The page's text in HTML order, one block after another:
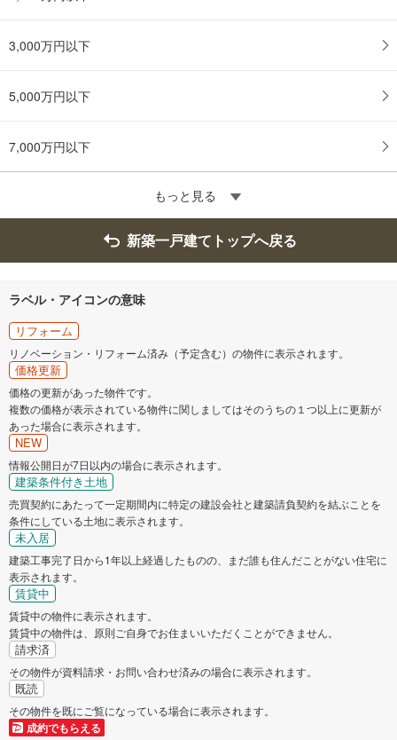
3,000万円以下
5,000万円以下
7,000万円以下
もっと見る
新築一戸建てトップへ戻る
ラベル・アイコンの意味
リフォーム
リノベーション・リフォーム済み（予定含む）の物件に表示されます。
価格更新
価格の更新があった物件です。
複数の価格が表示されている物件に関しましてはそのうちの１つ以上に更新が
あった場合に表示されます。
NEW
情報公開日が7日以内の場合に表示されます。
建築条件付き土地
売買契約にあたって一定期間内に特定の建設会社と建築請負契約を結ぶことを
条件にしている土地に表示されます。
未入居
建築工事完了日から1年以上経過したものの、まだ誰も住んだことがない住宅に
表示されます。
賃貸中
賃貸中の物件に表示されます。
賃貸中の物件は、原則ご自身でお住まいいただくことができません。
請求済
その物件が資料請求・お問い合わせ済みの場合に表示されます。
既読
その物件を既にご覧になっている場合に表示されます。
成約でもらえる